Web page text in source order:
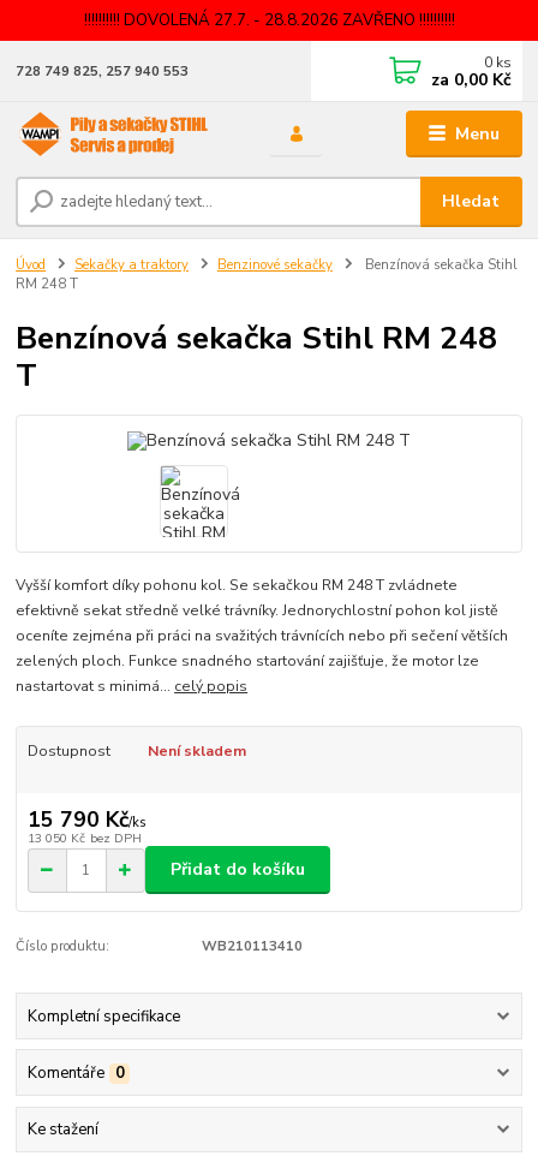
!!!!!!!!!! DOVOLENÁ 27.7. - 28.8.2026 ZAVŘENO !!!!!!!!!!
Menu
Hledat
728 749 825, 257 940 553 0 ks
za 0,00 Kč
Úvod Sekačky a traktory Benzinové sekačky
Benzínová sekačka Stihl
RM 248 T
Benzínová sekačka Stihl RM 248
T
Vyšší komfort díky pohonu kol. Se sekačkou RM 248 T zvládnete
efektivně sekat středně velké trávníky. Jednorychlostní pohon kol jistě
oceníte zejména při práci na svažitých trávnících nebo při sečení větších
zelených ploch. Funkce snadného startování zajišťuje, že motor lze
nastartovat s minimá... celý popis
Dostupnost Není skladem
15 790 Kč/ks
13 050 Kč bez DPH
Přidat do košíku
Číslo produktu: WB210113410
Kompletní specifikace
Komentáře 0
Ke stažení